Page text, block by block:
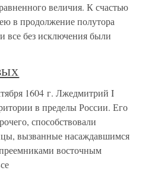
величия. К счастью
в продолжение полутора
все без исключения были
1604 г. Лжедмитрий I
в пределы России. Его
способствовали
вызванные насаждавшимся
восточным